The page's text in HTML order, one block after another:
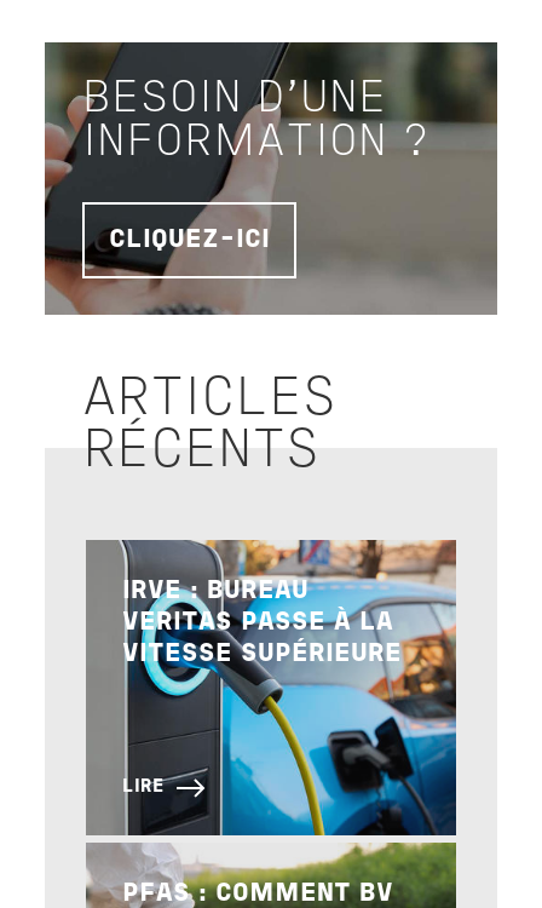
BESOIN D'UNE
INFORMATION ?
CLIQUEZ-ICI
ARTICLES
RÉCENTS
Image
IRVE : BUREAU
VERITAS PASSE À LA
VITESSE SUPÉRIEURE
LIRE
Image
PFAS : COMMENT BV